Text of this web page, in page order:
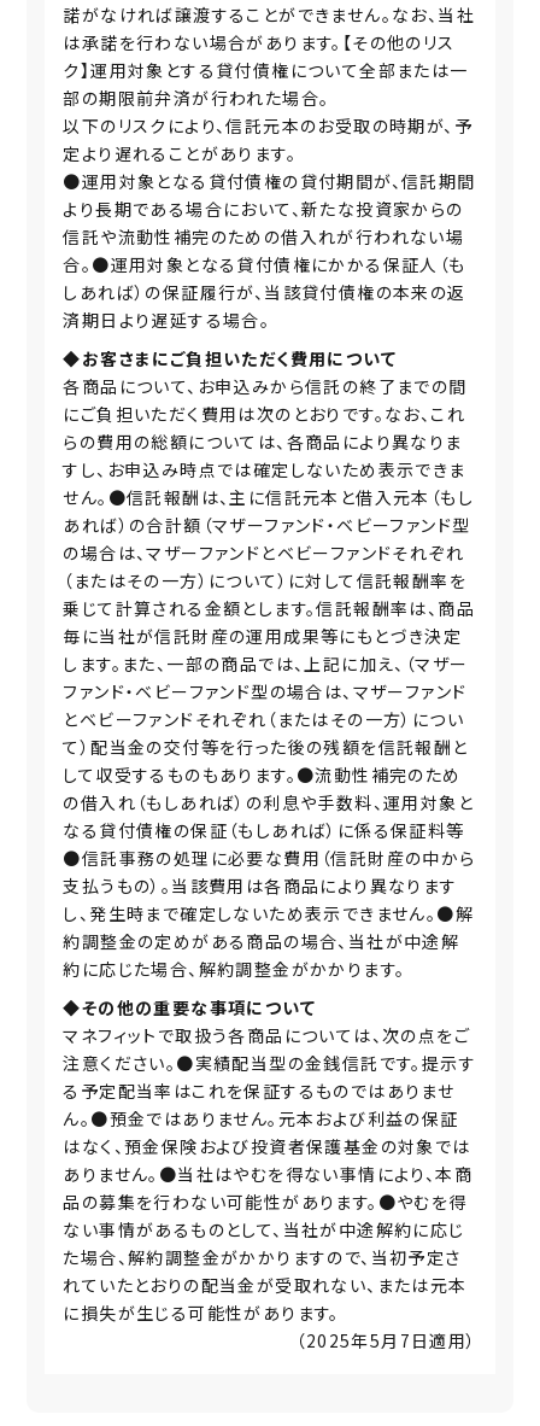
諾がなければ譲渡することができません。なお、当社
は承諾を行わない場合があります。【その他のリス
ク】運用対象とする貸付債権について全部または一
部の期限前弁済が行われた場合。
以下のリスクにより、信託元本のお受取の時期が、予
定より遅れることがあります。
●運用対象となる貸付債権の貸付期間が、信託期間
より長期である場合において、新たな投資家からの
信託や流動性補完のための借入れが行われない場
合。●運用対象となる貸付債権にかかる保証人（も
しあれば）の保証履行が、当該貸付債権の本来の返
済期日より遅延する場合。
◆お客さまにご負担いただく費用について
各商品について、お申込みから信託の終了までの間
にご負担いただく費用は次のとおりです。なお、これ
らの費用の総額については、各商品により異なりま
すし、お申込み時点では確定しないため表示できま
せん。●信託報酬は、主に信託元本と借入元本（もし
あれば）の合計額（マザーファンド・ベビーファンド型
の場合は、マザーファンドとベビーファンドそれぞれ
（またはその一方）について）に対して信託報酬率を
乗じて計算される金額とします。信託報酬率は、商品
毎に当社が信託財産の運用成果等にもとづき決定
します。また、一部の商品では、上記に加え、（マザー
ファンド・ベビーファンド型の場合は、マザーファンド
とベビーファンドそれぞれ（またはその一方）につい
て）配当金の交付等を行った後の残額を信託報酬と
して収受するものもあります。●流動性補完のため
の借入れ（もしあれば）の利息や手数料、運用対象と
なる貸付債権の保証（もしあれば）に係る保証料等
●信託事務の処理に必要な費用（信託財産の中から
支払うもの）。当該費用は各商品により異なります
し、発生時まで確定しないため表示できません。●解
約調整金の定めがある商品の場合、当社が中途解
約に応じた場合、解約調整金がかかります。
◆その他の重要な事項について
マネフィットで取扱う各商品については、次の点をご
注意ください。●実績配当型の金銭信託です。提示す
る予定配当率はこれを保証するものではありませ
ん。●預金ではありません。元本および利益の保証
はなく、預金保険および投資者保護基金の対象では
ありません。●当社はやむを得ない事情により、本商
品の募集を行わない可能性があります。●やむを得
ない事情があるものとして、当社が中途解約に応じ
た場合、解約調整金がかかりますので、当初予定さ
れていたとおりの配当金が受取れない、または元本
に損失が生じる可能性があります。
（2025年5月7日適用）